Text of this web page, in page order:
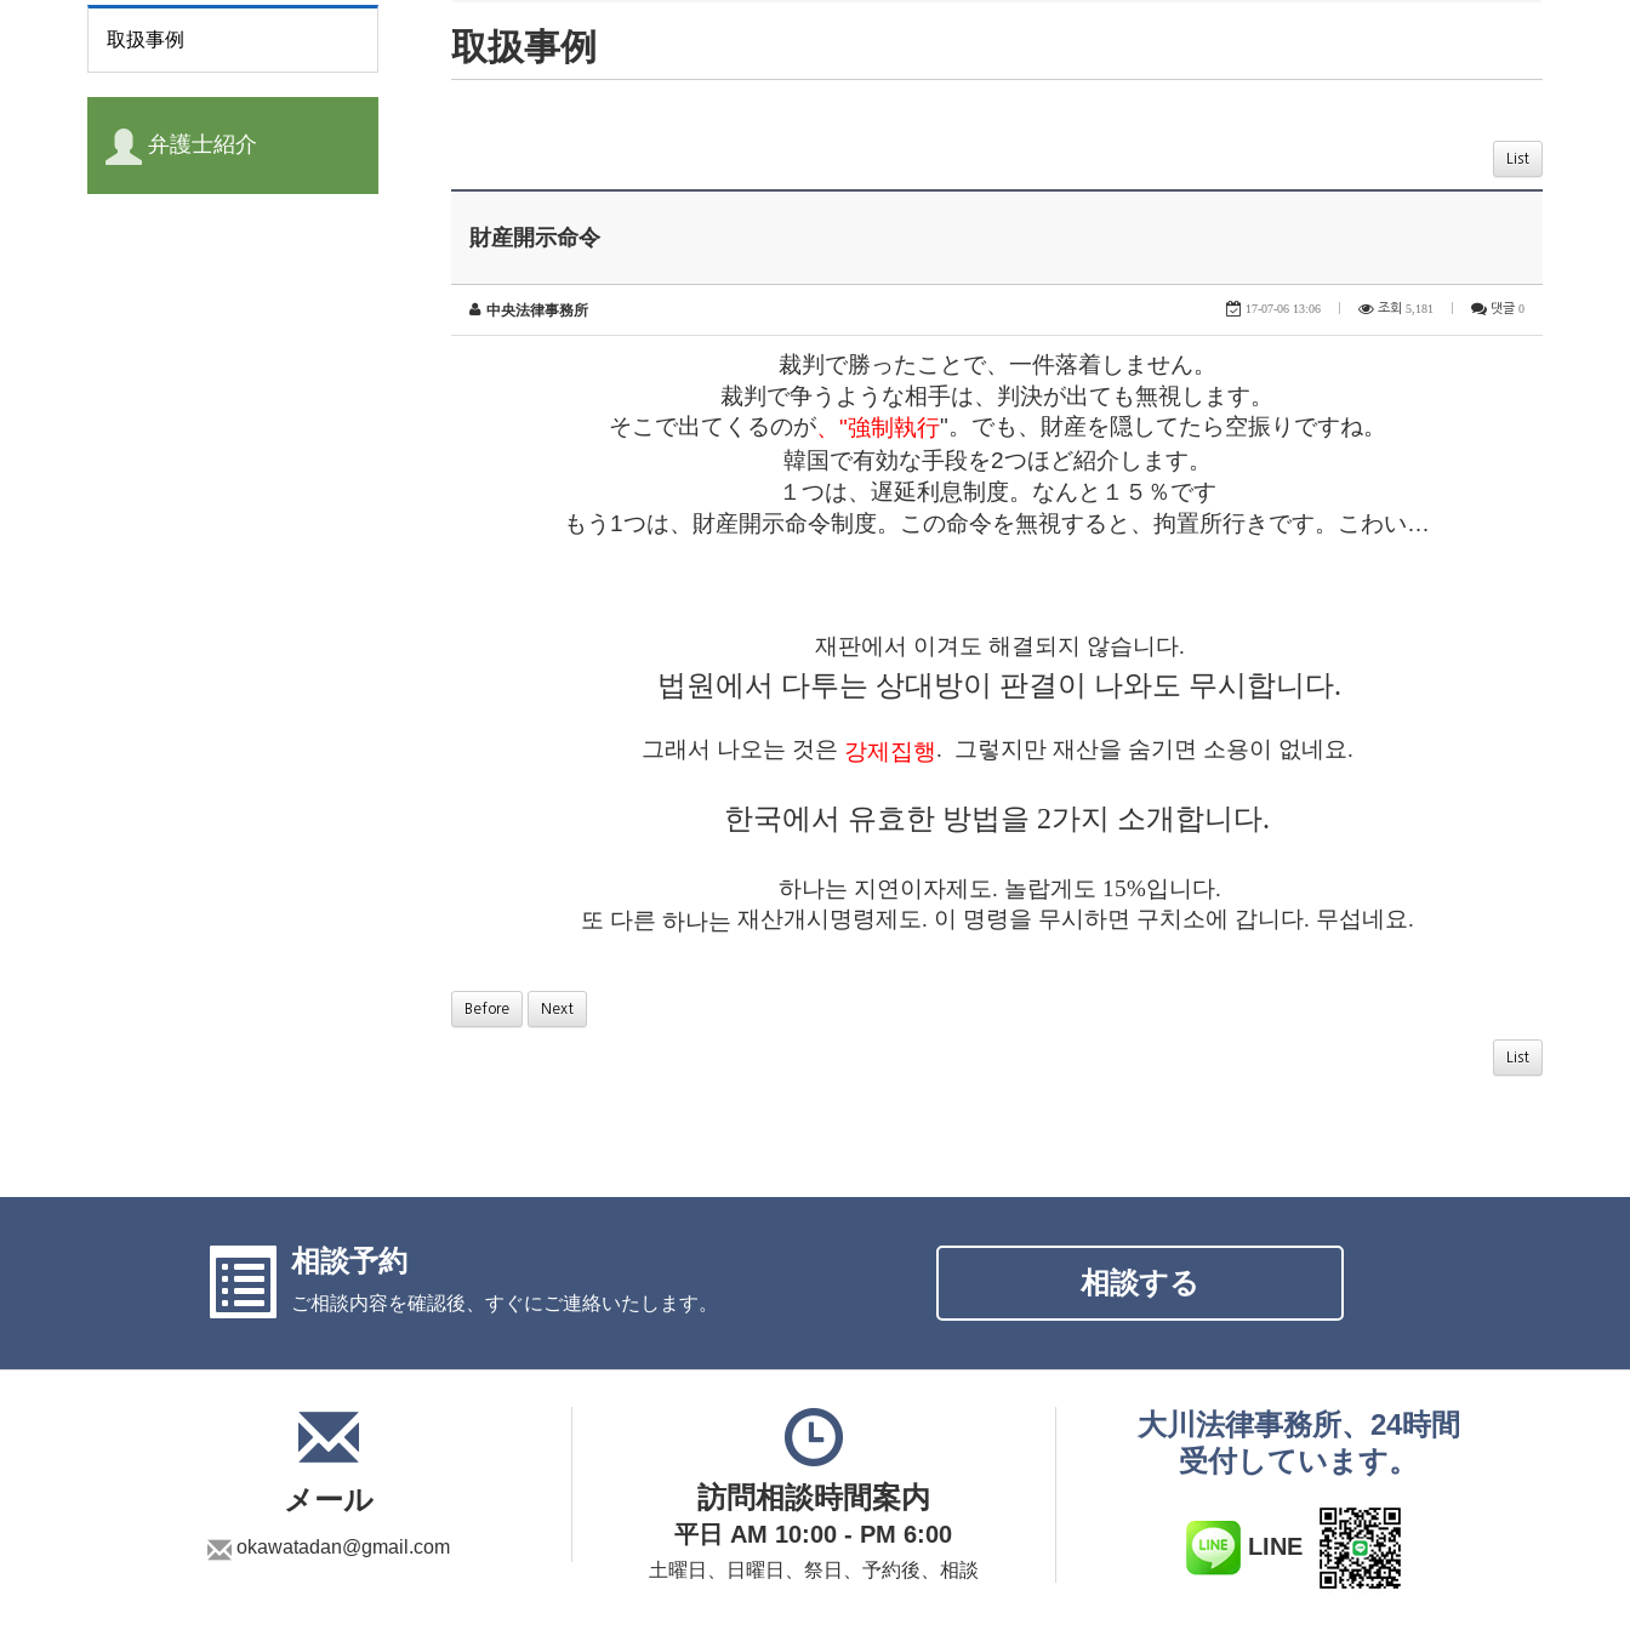
取扱事例
弁護士紹介
取扱事例
List
財産開示命令
中央法律事務所 17-07-06 13:06 조회 5,181 댓글 0
裁判で勝ったことで、一件落着しません。
裁判で争うような相手は、判決が出ても無視します。
そこで出てくるのが、"強制執行"。でも、財産を隠してたら空振りですね。
韓国で有効な手段を2つほど紹介します。
１つは、遅延利息制度。なんと１５％です
もう1つは、財産開示命令制度。この命令を無視すると、拘置所行きです。こわい…
재판에서 이겨도 해결되지 않습니다.
법원에서 다투는 상대방이 판결이 나와도 무시합니다.
그래서 나오는 것은 강제집행. 그렇지만 재산을 숨기면 소용이 없네요.​
한국에서 유효한 방법을 2가지 소개합니다.
하나는 지연이자제도. 놀랍게도 15%입니다.
또 다른 하나는 재산개시명령제도. 이 명령을 무시하면 구치소에 갑니다. 무섭네요.
Before Next
List
相談予約
ご相談内容を確認後、すぐにご連絡いたします。
相談する
メール
okawatadan@gmail.com
訪問相談時間案内
平日 AM 10:00 - PM 6:00
土曜日、日曜日、祭日、予約後、相談
大川法律事務所、24時間
受付しています。
LINE